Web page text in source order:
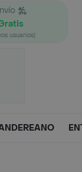
usuarios)